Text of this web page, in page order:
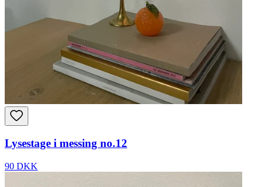
Lysestage i messing no.12
90 DKK